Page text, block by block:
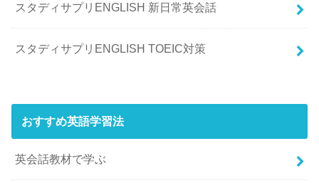
スタディサプリENGLISH 新日常英会話
スタディサプリENGLISH TOEIC対策
おすすめ英語学習法
英会話教材で学ぶ